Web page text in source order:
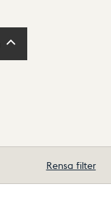
Rensa filter